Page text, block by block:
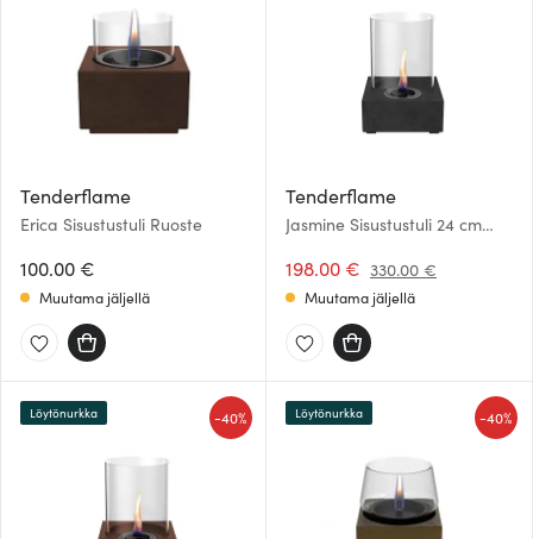
Tenderflame
Erica Sisustustuli Ruoste
100.00 €
Muutama jäljellä
Tenderflame
Jasmine Sisustustuli 24 cm
198.00 € 330.00 €
Muutama jäljellä
-40%
Löytönurkka -40%
Löytönurkka